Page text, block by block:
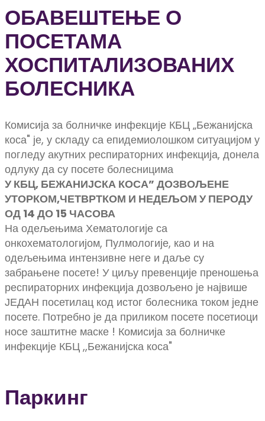
ОБАВЕШТЕЊЕ О
ПОСЕТАМА
ХОСПИТАЛИЗОВАНИХ
БОЛЕСНИКА
Комисија за болничке инфекције КБЦ „Бежанијска
коса" је, у складу са епидемиолошком ситуацијом у
погледу акутних респираторних инфекција, донела
одлуку да су посете болесницима
У КБЦ, БЕЖАНИЈСКА КОСА” ДОЗВОЉЕНЕ
УТОРКОМ,ЧЕТВРТКОМ И НЕДЕЉОМ У ПЕРОДУ
ОД 14 ДО 15 ЧАСОВА
На одељењима Хематологије са
онкохематологијом, Пулмологије, као и на
одељењима интензивне неге и даље су
забрањене посете! У циљу превенције преношења
респираторних инфекција дозвољено је највише
ЈЕДАН посетилац код истог болесника током једне
посете. Потребно је да приликом посете посетиоци
носе заштитне маске ! Комисија за болничке
инфекције КБЦ ,,Бежанијска коса"
Паркинг